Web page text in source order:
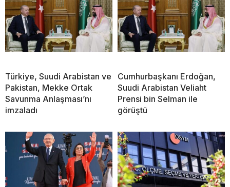
Türkiye, Suudi Arabistan ve
Pakistan, Mekke Ortak
Savunma Anlaşması’nı
imzaladı
Cumhurbaşkanı Erdoğan,
Suudi Arabistan Veliaht
Prensi bin Selman ile
görüştü